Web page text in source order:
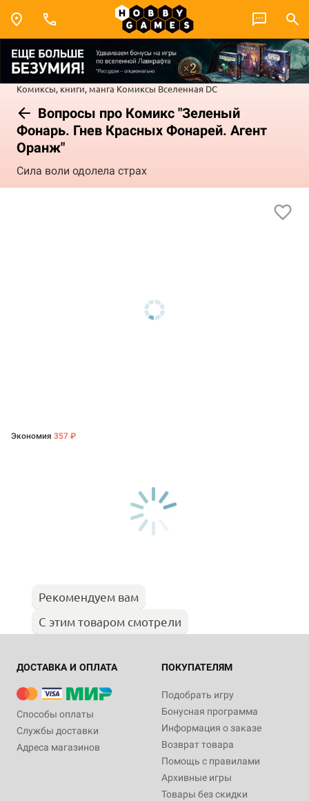
Комиксы, книги, манга Комиксы Вселенная DC
Вопросы про Комикс "Зеленый
Фонарь. Гнев Красных Фонарей. Агент
Оранж"
Сила воли одолела страх
Экономия 357 ₽
Рекомендуем вам
С этим товаром смотрели
ДОСТАВКА И ОПЛАТА
Способы оплаты
Службы доставки
Адреса магазинов
ПОКУПАТЕЛЯМ
Подобрать игру
Бонусная программа
Информация о заказе
Возврат товара
Помощь с правилами
Архивные игры
Товары без скидки